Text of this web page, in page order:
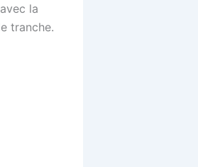
la
tranche.